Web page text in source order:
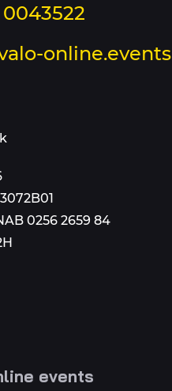
0043522
op
online.events
0256 2659 84
events